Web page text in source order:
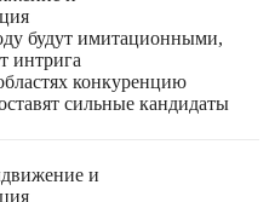
будут имитационными,
интрига
конкуренцию
сильные кандидаты
и